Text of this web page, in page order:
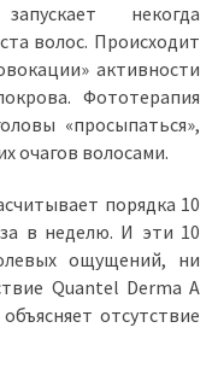
некогда
волос. Происходит
активности
Фототерапия
«просыпаться»,
очагов волосами.
порядка 10
в неделю. И эти 10
ощущений, ни
Quantel Derma A
отсутствие